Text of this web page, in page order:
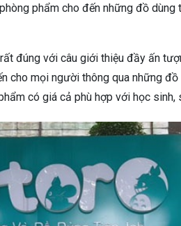
phẩm cho đến những đồ dùng
đúng với câu giới thiệu đầy ấn
cho mọi người thông qua những đồ
có giá cả phù hợp với học sinh,